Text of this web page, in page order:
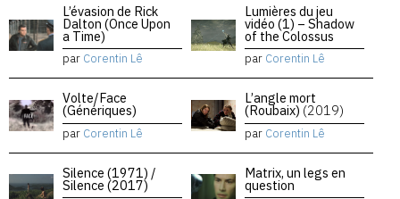
L’évasion de Rick
Dalton (Once Upon
a Time)
par Corentin Lê
Lumières du jeu
vidéo (1) – Shadow
of the Colossus
par Corentin Lê
Volte/Face
(Génériques)
par Corentin Lê
L’angle mort
(Roubaix) (2019)
par Corentin Lê
Silence (1971) /
Silence (2017)
Matrix, un legs en
question